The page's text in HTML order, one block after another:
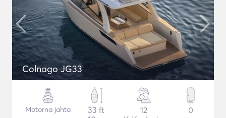
Colnago JG33
Motorna jahta
33 ft
12
0